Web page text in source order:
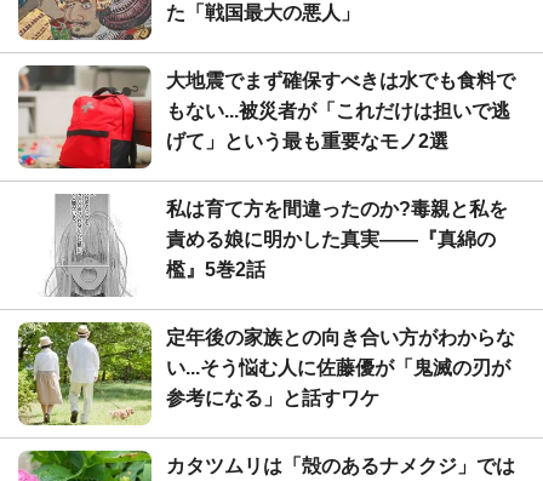
た「戦国最大の悪人」
大地震でまず確保すべきは水でも食料で
もない...被災者が「これだけは担いで逃
げて」という最も重要なモノ2選
私は育て方を間違ったのか?毒親と私を
責める娘に明かした真実――『真綿の
檻』5巻2話
定年後の家族との向き合い方がわからな
い...そう悩む人に佐藤優が「鬼滅の刃が
参考になる」と話すワケ
カタツムリは「殻のあるナメクジ」では